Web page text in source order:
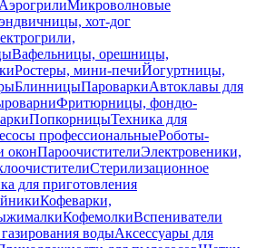
АэрогрилиМикроволновые
хот-дог
Вафельницы, орешницы,
Ростеры, мини-печиЙогуртницы,
БлинницыПароваркиАвтоклавы для
Фритюрницы, фондю-
ПопкорницыТехника для
профессиональныеРоботы-
оконПароочистителиЭлектровеники,
Стерилизационное
для приготовления
Кофеварки,
КофемолкиВспениватели
водыАксессуары для